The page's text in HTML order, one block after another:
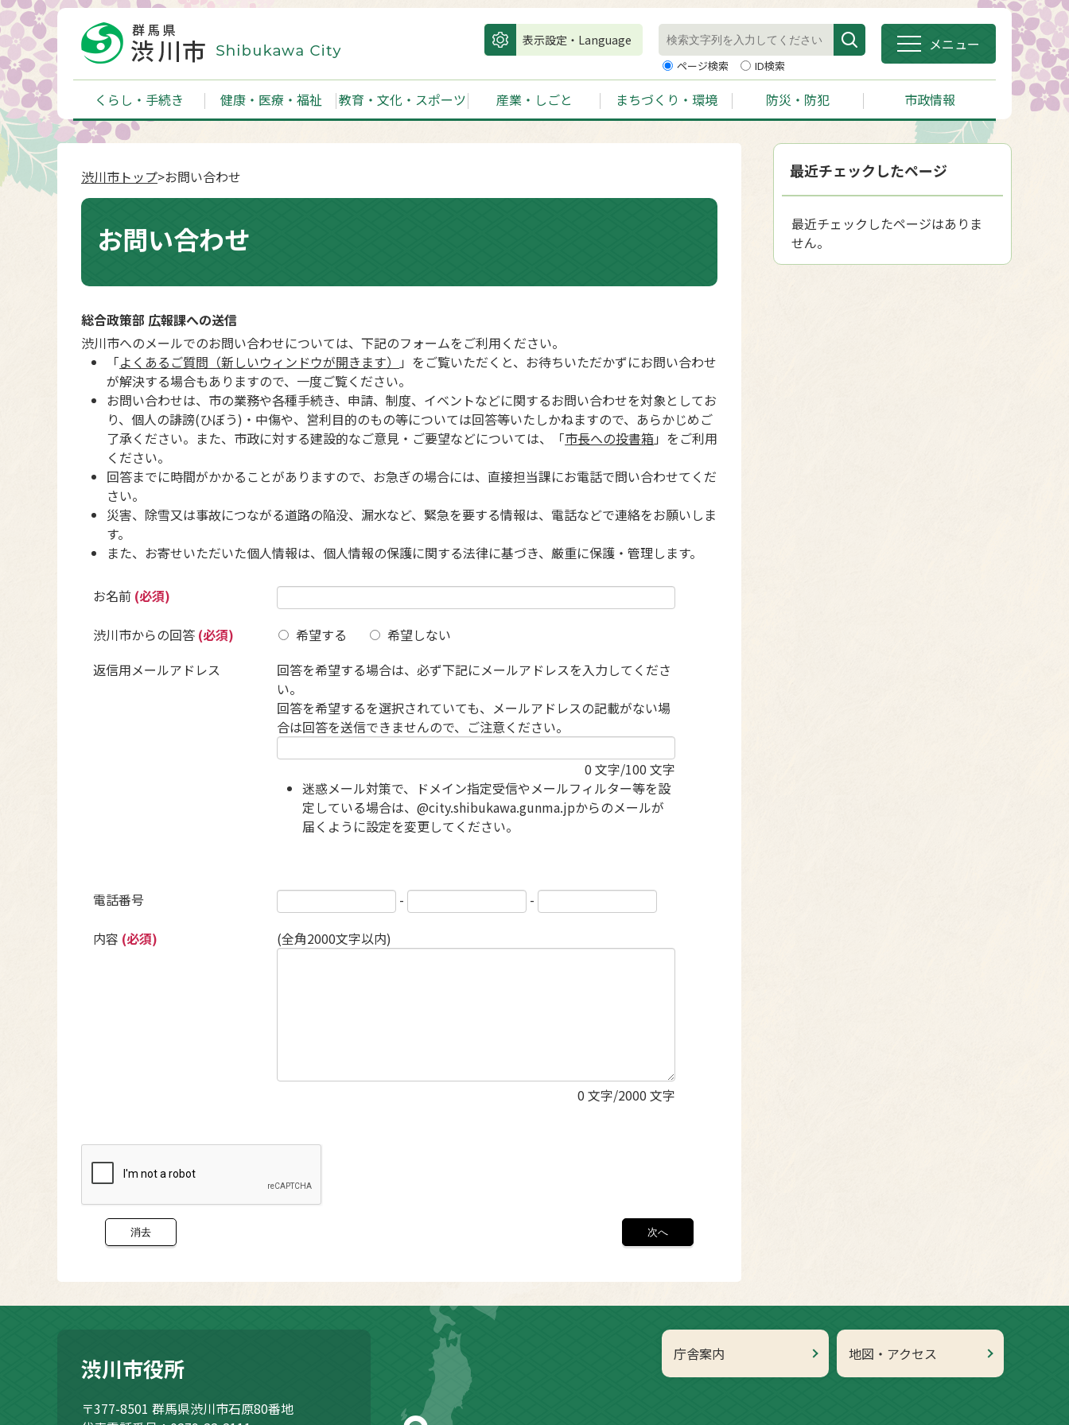
表示設定・Language
ページ検索 ID検索
メニュー
くらし・手続き 健康・医療・福祉 教育・文化・スポーツ 産業・しごと まちづくり・環境 防災・防犯 市政情報
渋川市トップ>お問い合わせ
お問い合わせ
総合政策部 広報課への送信
渋川市へのメールでのお問い合わせについては、下記のフォームをご利用ください。
「よくあるご質問（新しいウィンドウが開きます）
」をご覧いただくと、お待ちいただかずにお問い合わせ
が解決する場合もありますので、一度ご覧ください。
お問い合わせは、市の業務や各種手続き、申請、制度、イベントなどに関するお問い合わせを対象としてお
り、個人の誹謗(ひぼう)・中傷や、営利目的のもの等については回答等いたしかねますので、あらかじめご
了承ください。また、市政に対する建設的なご意見・ご要望などについては、「市長への投書箱」をご利用
ください。
回答までに時間がかかることがありますので、お急ぎの場合には、直接担当課にお電話で問い合わせてくだ
さい。
災害、除雪又は事故につながる道路の陥没、漏水など、緊急を要する情報は、電話などで連絡をお願いしま
す。
また、お寄せいただいた個人情報は、個人情報の保護に関する法律に基づき、厳重に保護・管理します。
お名前 (必須)
渋川市からの回答 (必須) 希望する
希望しない
返信用メールアドレス
回答を希望する場合は、必ず下記にメールアドレスを入力してくださ
い。
回答を希望するを選択されていても、メールアドレスの記載がない場
合は回答を送信できませんので、ご注意ください。
0 文字/100 文字
迷惑メール対策で、ドメイン指定受信やメールフィルター等を設
定している場合は、@city.shibukawa.gunma.jpからのメールが
届くように設定を変更してください。
電話番号 - -
内容 (必須) (全角2000文字以内)
0 文字/2000 文字
最近チェックしたページ
最近チェックしたページはありま
せん。
庁舎案内 地図・アクセス
渋川市役所
〒377-8501 群馬県渋川市石原80番地